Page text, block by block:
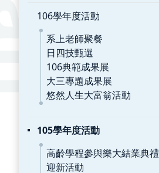
106學年度活動
系上老師聚餐
日四技甄選
106典範成果展
大三專題成果展
悠然人生大富翁活動
105學年度活動
高齡學程參與樂大結業典禮
迎新活動